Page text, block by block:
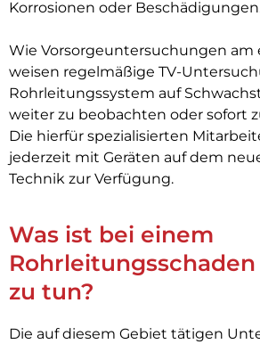
Korrosionen oder
Wie Vorsorgeuntersuchungen am
weisen regelmäßige TV-
Rohrleitungssystem auf
weiter zu beobachten oder sofort
Die hierfür spezialisierten
jederzeit mit Geräten auf dem
Technik zur Verfügung.
Was ist bei einem
zu tun?
Die auf diesem Gebiet tätigen